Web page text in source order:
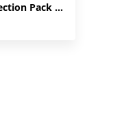
New Balance 2002r Protection Pack Rain Cloud M2002RDA